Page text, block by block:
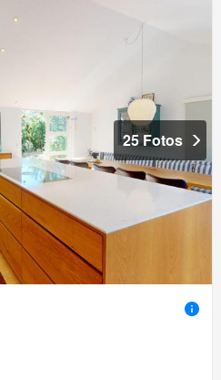
25 Fotos